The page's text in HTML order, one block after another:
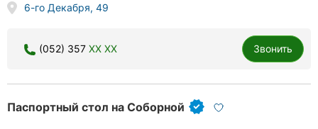
6-го Декабря, 49
(052) 357 XX XX Звонить
Паспортный стол на Соборной